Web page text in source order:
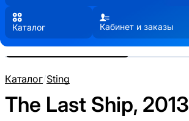
Каталог Кабинет и заказы
Каталог/Sting
The Last Ship, 2013
Реальные фото пластинки.
Нажмите, чтобы увеличить